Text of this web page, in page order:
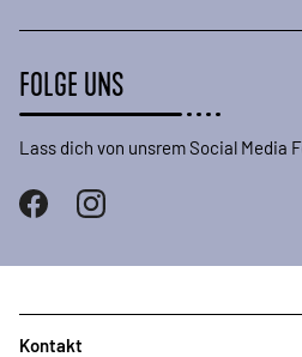
FOLGE UNS
Lass dich von unsrem Social Media
Kontakt